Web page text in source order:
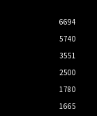
6694
5740
3551
2500
1780
1665